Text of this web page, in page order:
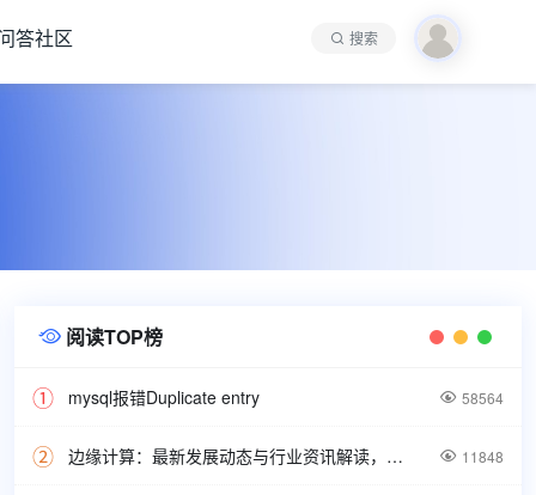
答社区 搜索
 阅读TOP榜
mysql报错Duplicate entry  58564
边缘计算：最新发展动态与行业资讯解读，洞悉技术前沿引领未来。  11848